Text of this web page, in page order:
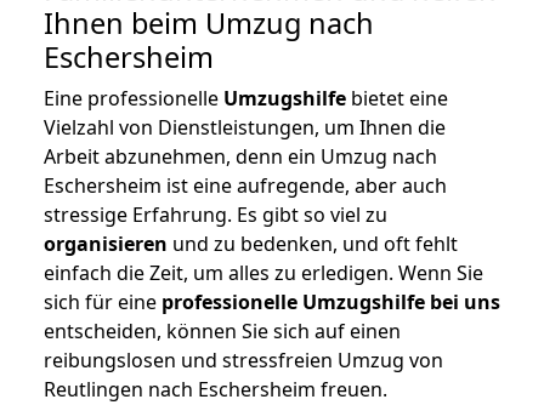
Ihnen beim Umzug nach
Eschersheim
Eine professionelle Umzugshilfe bietet eine
Vielzahl von Dienstleistungen, um Ihnen die
Arbeit abzunehmen, denn ein Umzug nach
Eschersheim ist eine aufregende, aber auch
stressige Erfahrung. Es gibt so viel zu
organisieren und zu bedenken, und oft fehlt
einfach die Zeit, um alles zu erledigen. Wenn Sie
sich für eine professionelle Umzugshilfe bei uns
entscheiden, können Sie sich auf einen
reibungslosen und stressfreien Umzug von
Reutlingen nach Eschersheim freuen.